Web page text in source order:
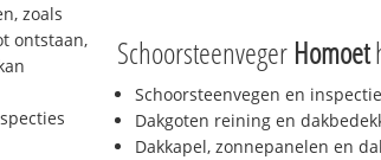
zoals
ontstaan,
Schoorsteenveger Homoet
Schoorsteenvegen en inspectie
Dakgoten reining en
Dakkapel, zonnepanelen en